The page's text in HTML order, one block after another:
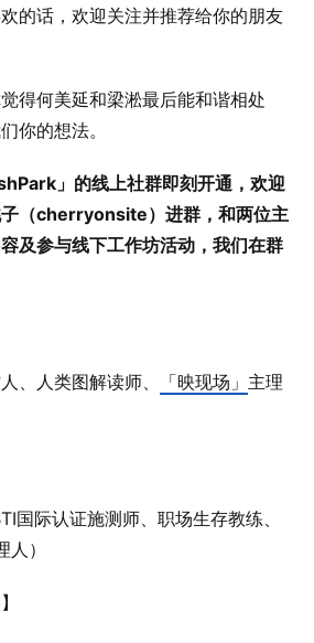
的话，欢迎关注并推荐给你的朋友
得何美延和梁淞最后能和谐相处
你的想法。
」的线上社群即刻开通，欢迎
（cherryonsite）进群，和两位主
及参与线下工作坊活动，我们在群
、人类图解读师、 「映现场」 主理
国际认证施测师、职场生存教练、
人）